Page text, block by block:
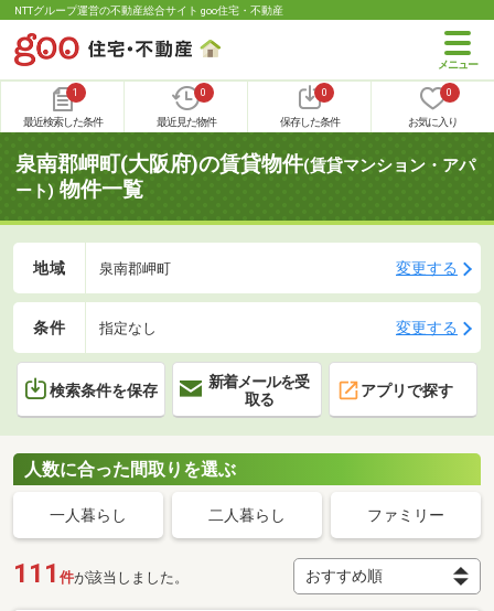
NTTグループ運営の不動産総合サイト goo住宅・不動産
1
最近検索した条件
0
最近見た物件
0
保存した条件
0
お気に入り
泉南郡岬町(大阪府)の賃貸物件(賃貸マンション・アパ
ート) 物件一覧
地域 泉南郡岬町 変更する
条件 指定なし 変更する
検索条件を保存
新着メールを受
取る
アプリで探す
人数に合った間取りを選ぶ
一人暮らし 二人暮らし ファミリー
111 件が該当しました。